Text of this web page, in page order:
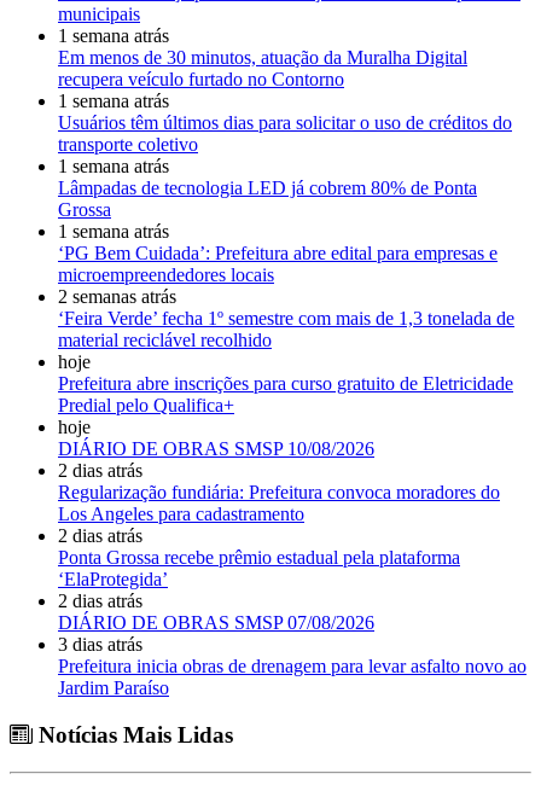
municipais
1 semana atrás
Em menos de 30 minutos, atuação da Muralha Digital
recupera veículo furtado no Contorno
1 semana atrás
Usuários têm últimos dias para solicitar o uso de créditos do
transporte coletivo
1 semana atrás
Lâmpadas de tecnologia LED já cobrem 80% de Ponta
Grossa
1 semana atrás
‘PG Bem Cuidada’: Prefeitura abre edital para empresas e
microempreendedores locais
2 semanas atrás
‘Feira Verde’ fecha 1º semestre com mais de 1,3 tonelada de
material reciclável recolhido
hoje
Prefeitura abre inscrições para curso gratuito de Eletricidade
Predial pelo Qualifica+
hoje
DIÁRIO DE OBRAS SMSP 10/08/2026
2 dias atrás
Regularização fundiária: Prefeitura convoca moradores do
Los Angeles para cadastramento
2 dias atrás
Ponta Grossa recebe prêmio estadual pela plataforma
‘ElaProtegida’
2 dias atrás
DIÁRIO DE OBRAS SMSP 07/08/2026
3 dias atrás
Prefeitura inicia obras de drenagem para levar asfalto novo ao
Jardim Paraíso
Notícias Mais Lidas